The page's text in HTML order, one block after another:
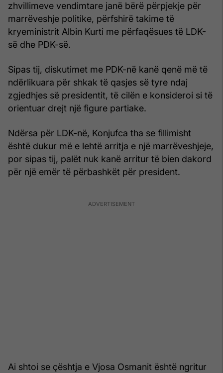
zhvillimeve vendimtare janë bërë përpjekje për
marrëveshje politike, përfshirë takime të
kryeministrit Albin Kurti me përfaqësues të LDK-
së dhe PDK-së.
Sipas tij, diskutimet me PDK-në kanë qenë më të
ndërlikuara për shkak të qasjes së tyre ndaj
zgjedhjes së presidentit, të cilën e konsideroi si të
orientuar drejt një figure partiake.
Ndërsa për LDK-në, Konjufca tha se fillimisht
është dukur më e lehtë arritja e një marrëveshjeje,
por sipas tij, palët nuk kanë arritur të bien dakord
për një emër të përbashkët për president.
Ai shtoi se çështja e Vjosa Osmanit është ngritur